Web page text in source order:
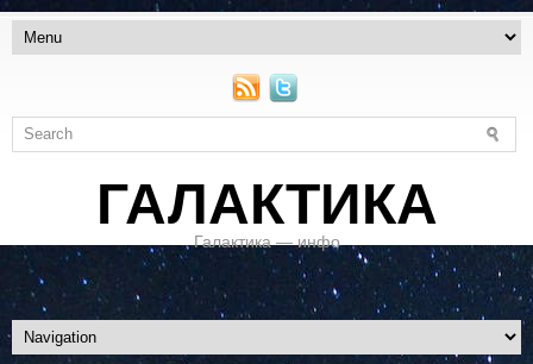
ГАЛАКТИКА
Галактика — инфо